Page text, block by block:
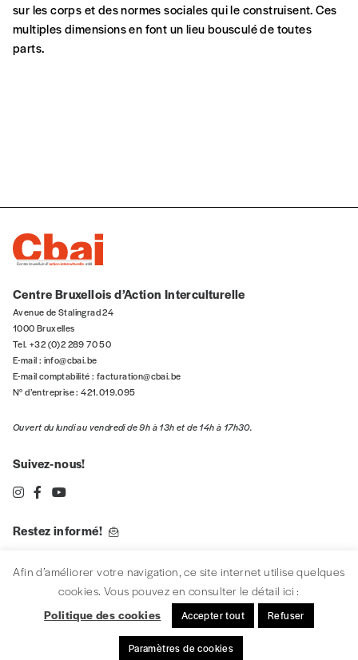
sur les corps et des normes sociales qui le construisent. Ces
multiples dimensions en font un lieu bousculé de toutes
parts.
Centre Bruxellois d’Action Interculturelle
Avenue de Stalingrad 24
1000 Bruxelles
Tel. +32 (0)2 289 70 50
E-mail : info@cbai.be
E-mail comptabilité : facturation@cbai.be
N° d’entreprise : 421.019.095
Ouvert du lundi au vendredi de 9h à 13h et de 14h à 17h30.
Suivez-nous!
Restez informé!
Afin d’améliorer votre navigation, ce site internet utilise quelques
cookies. Vous pouvez en consulter le détail ici :
Politique des cookies
Accepter tout Refuser
Paramètres de cookies